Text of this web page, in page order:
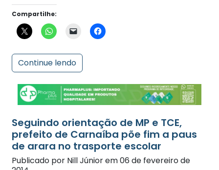
Continue lendo
prefeito de Carnaíba põe fim a paus
de arara no trasporte escolar
Publicado por Nill Júnior em 06 de fevereiro de
2014